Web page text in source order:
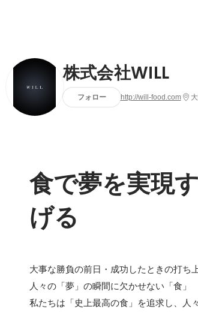
株式会社WILL
フォロー http://will-food.com
食で夢を実現
げる
大事な勝負の前日・成功したときの打ち
人々の「夢」の瞬間に欠かせない「食」
私たちは「史上最高の食」を追求し、人